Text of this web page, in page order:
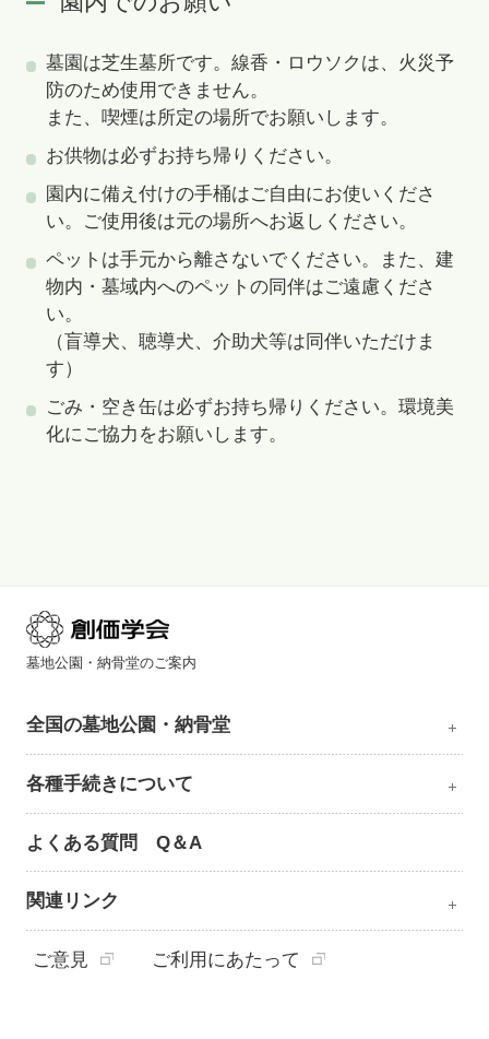
墓園は芝生墓所です。線香・ロウソクは、火災予
防のため使用できません。
また、喫煙は所定の場所でお願いします。
お供物は必ずお持ち帰りください。
園内に備え付けの手桶はご自由にお使いくださ
い。ご使用後は元の場所へお返しください。
ペットは手元から離さないでください。また、建
物内・墓域内へのペットの同伴はご遠慮くださ
い。
（盲導犬、聴導犬、介助犬等は同伴いただけま
す）
ごみ・空き缶は必ずお持ち帰りください。環境美
化にご協力をお願いします。
墓地公園・納骨堂のご案内
全国の墓地公園・納骨堂
各種手続きについて
よくある質問 Q＆A
関連リンク
ご意見 ご利用にあたって